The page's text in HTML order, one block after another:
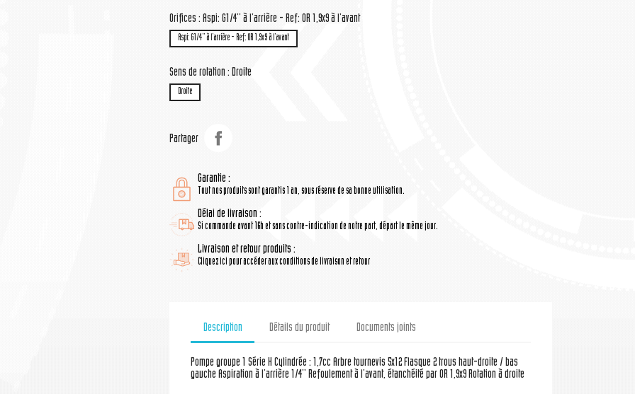
Orifices : Aspi: G1/4'' à l'arrière - Ref: OR 1,9x9 à l'avant
Aspi: G1/4'' à l'arrière - Ref: OR 1,9x9 à l'avant
Sens de rotation : Droite
Droite
Partager
Garantie :
Tout nos produits sont garantis 1 an, sous réserve de sa bonne utilisation.
Délai de livraison :
Si commande avant 16h et sans contre-indication de notre part, départ le même jour.
Livraison et retour produits :
Cliquez ici pour accéder aux conditions de livraison et retour
Description Détails du produit Documents joints
Pompe groupe 1 Série H Cylindrée : 1,7cc Arbre tournevis 5x12 Flasque 2 trous haut-droite / bas
gauche Aspiration à l'arrière 1/4'' Refoulement à l'avant, étanchéité par OR 1,9x9 Rotation à droite